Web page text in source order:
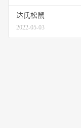
达氏松鼠
2022-05-03